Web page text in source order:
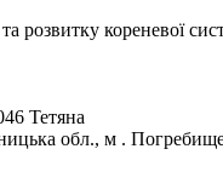
розвитку кореневої
Тетяна
обл., м .